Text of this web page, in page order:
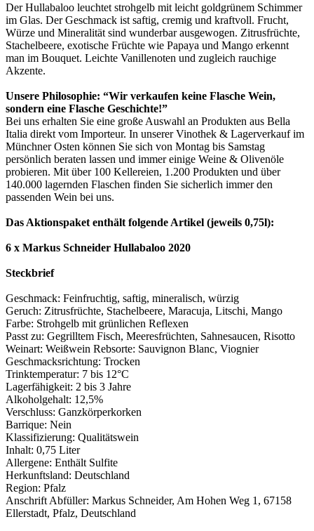
Der Hullabaloo leuchtet strohgelb mit leicht goldgrünem Schimmer
im Glas. Der Geschmack ist saftig, cremig und kraftvoll. Frucht,
Würze und Mineralität sind wunderbar ausgewogen. Zitrusfrüchte,
Stachelbeere, exotische Früchte wie Papaya und Mango erkennt
man im Bouquet. Leichte Vanillenoten und zugleich rauchige
Akzente.
Unsere Philosophie: “Wir verkaufen keine Flasche Wein,
sondern eine Flasche Geschichte!”
Bei uns erhalten Sie eine große Auswahl an Produkten aus Bella
Italia direkt vom Importeur. In unserer Vinothek & Lagerverkauf im
Münchner Osten können Sie sich von Montag bis Samstag
persönlich beraten lassen und immer einige Weine & Olivenöle
probieren. Mit über 100 Kellereien, 1.200 Produkten und über
140.000 lagernden Flaschen finden Sie sicherlich immer den
passenden Wein bei uns.
Das Aktionspaket enthält folgende Artikel (jeweils 0,75l):
6 x Markus Schneider Hullabaloo 2020
Steckbrief
Geschmack: Feinfruchtig, saftig, mineralisch, würzig
Geruch: Zitrusfrüchte, Stachelbeere, Maracuja, Litschi, Mango
Farbe: Strohgelb mit grünlichen Reflexen
Passt zu: Gegrilltem Fisch, Meeresfrüchten, Sahnesaucen, Risotto
Weinart: Weißwein Rebsorte: Sauvignon Blanc, Viognier
Geschmacksrichtung: Trocken
Trinktemperatur: 7 bis 12°C
Lagerfähigkeit: 2 bis 3 Jahre
Alkoholgehalt: 12,5%
Verschluss: Ganzkörperkorken
Barrique: Nein
Klassifizierung: Qualitätswein
Inhalt: 0,75 Liter
Allergene: Enthält Sulfite
Herkunftsland: Deutschland
Region: Pfalz
Anschrift Abfüller: Markus Schneider, Am Hohen Weg 1, 67158
Ellerstadt, Pfalz, Deutschland